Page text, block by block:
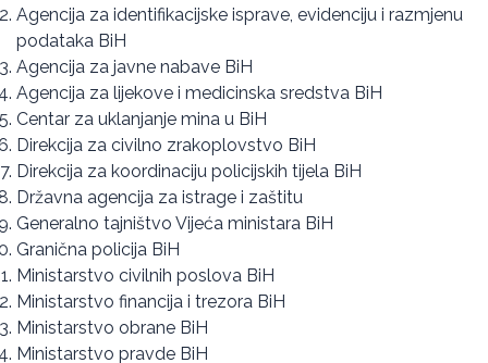
Agencija za identifikacijske isprave, evidenciju i razmjenu
podataka BiH
Agencija za javne nabave BiH
Agencija za lijekove i medicinska sredstva BiH
Centar za uklanjanje mina u BiH
Direkcija za civilno zrakoplovstvo BiH
Direkcija za koordinaciju policijskih tijela BiH
Državna agencija za istrage i zaštitu
Generalno tajništvo Vijeća ministara BiH
Granična policija BiH
Ministarstvo civilnih poslova BiH
Ministarstvo financija i trezora BiH
Ministarstvo obrane BiH
Ministarstvo pravde BiH